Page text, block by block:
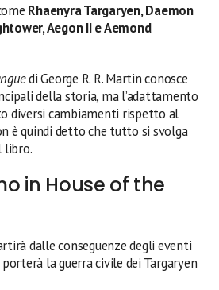
Rhaenyra Targaryen, Daemon
Aegon II e Aemond
di George R. R. Martin conosce
della storia, ma l’adattamento
diversi cambiamenti rispetto al
è quindi detto che tutto si svolga
libro.
in House of the
dalle conseguenze degli eventi
la guerra civile dei Targaryen